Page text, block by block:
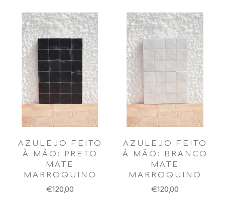
AZULEJO FEITO
À MÃO: PRETO
MATE
MARROQUINO
€120,00
AZULEJO FEITO
Á MÃO: BRANCO
MATE
MARROQUINO
€120,00